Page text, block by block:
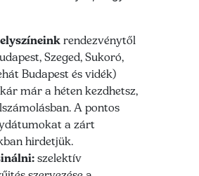
rendezvénytől
Szeged, Sukoró,
Budapest és vidék)
már a héten kezdhetsz,
A pontos
a zárt
hirdetjük.
szelektív